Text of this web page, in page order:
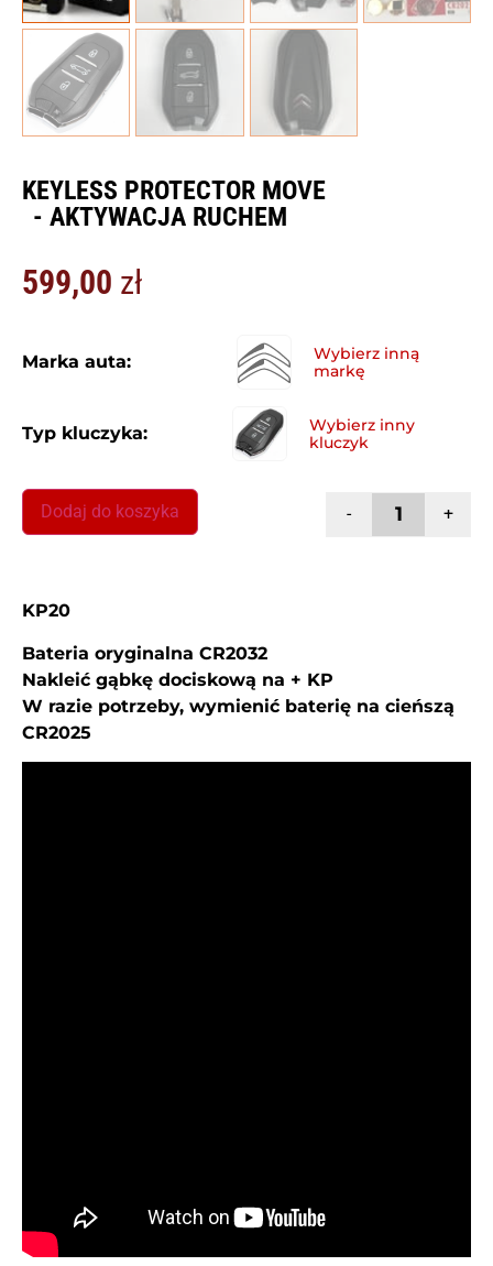
KEYLESS PROTECTOR MOVE
- AKTYWACJA RUCHEM
599,00 zł
Marka auta:
Typ kluczyka:
- +
Dodaj do koszyka
KP20
Bateria oryginalna CR2032
Nakleić gąbkę dociskową na + KP
W razie potrzeby, wymienić baterię na cieńszą
CR2025